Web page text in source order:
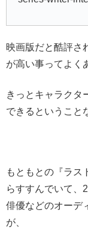
映画版だと酷評さ
が高い事ってよく
きっとキャラクタ
できるということ
もともとの『ラス
らすすんでいて、
俳優などのオーデ
が、